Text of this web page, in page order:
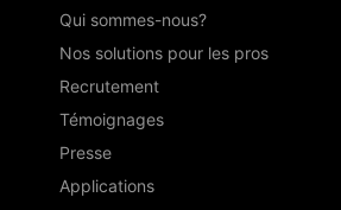
Qui sommes-nous?
Nos solutions pour les pros
Recrutement
Témoignages
Presse
Applications